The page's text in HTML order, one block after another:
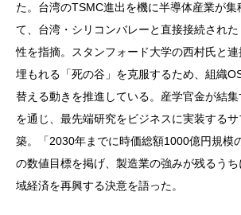
た。台湾のTSMC進出を機に半導体産業が
て、台湾・シリコンバレーと直接接続され
性を指摘。スタンフォード大学の西村氏と
埋もれる「死の谷」を克服するため、組織
替える動きを推進している。産学官金が結
を通じ、最先端研究をビジネスに実装する
築。「2030年までに時価総額1000億円規模
の数値目標を掲げ、製造業の強みが残るう
域経済を再興する決意を語った。